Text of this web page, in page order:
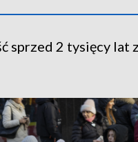
sprzed 2 tysięcy lat